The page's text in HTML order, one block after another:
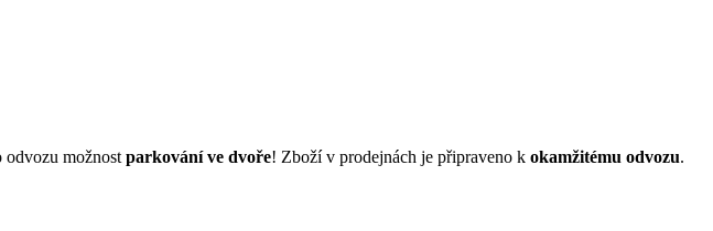
odvozu možnost parkování ve dvoře! Zboží v prodejnách je připraveno k okamžitému odvozu.